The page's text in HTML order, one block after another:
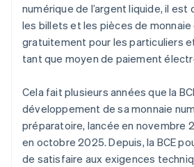
numérique de l’argent liquide, il
les billets et les pièces de
gratuitement pour les particuliers
tant que moyen de paiement
Cela fait plusieurs années que la
développement de sa monnaie
préparatoire, lancée en novembre
en octobre 2025. Depuis, la BCE
de satisfaire aux exigences